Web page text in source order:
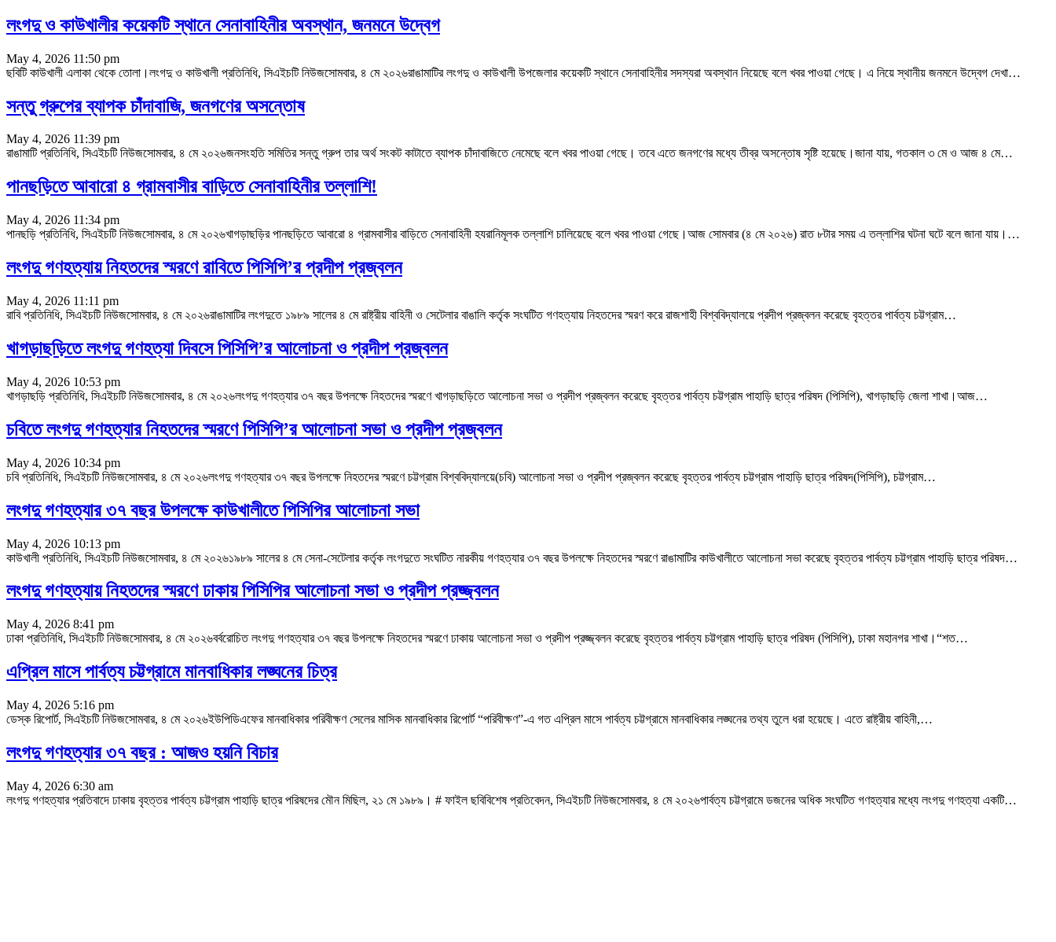
লংগদু ও কাউখালীর কয়েকটি স্থানে সেনাবাহিনীর অবস্থান, জনমনে উদ্বেগ
May 4, 2026 11:50 pm
ছবিটি কাউখালী এলাকা থেকে তোলা।লংগদু ও কাউখালী প্রতিনিধি, সিএইচটি নিউজসোমবার, ৪ মে ২০২৬রাঙামাটির লংগদু ও কাউখালী উপজেলার কয়েকটি স্থানে সেনাবাহিনীর সদস্যরা অবস্থান নিয়েছে বলে খবর পাওয়া গেছে। এ নিয়ে স্থানীয় জনমনে উদ্বেগ দেখা…
সন্তু গ্রুপের ব্যাপক চাঁদাবাজি, জনগণের অসন্তোষ
May 4, 2026 11:39 pm
রাঙামাটি প্রতিনিধি, সিএইচটি নিউজসোমবার, ৪ মে ২০২৬জনসংহতি সমিতির সন্তু গ্রুপ তার অর্থ সংকট কাটাতে ব্যাপক চাঁদাবাজিতে নেমেছে বলে খবর পাওয়া গেছে। তবে এতে জনগণের মধ্যে তীব্র অসন্তোষ সৃষ্টি হয়েছে।জানা যায়, গতকাল ৩ মে ও আজ ৪ মে…
পানছড়িতে আবারো ৪ গ্রামবাসীর বাড়িতে সেনাবাহিনীর তল্লাশি!
May 4, 2026 11:34 pm
পানছড়ি প্রতিনিধি, সিএইচটি নিউজসোমবার, ৪ মে ২০২৬খাগড়াছড়ির পানছড়িতে আবারো ৪ গ্রামবাসীর বাড়িতে সেনাবাহিনী হযরানিমূলক তল্লাশি চালিয়েছে বলে খবর পাওয়া গেছে।আজ সোমবার (৪ মে ২০২৬) রাত ৮টার সময় এ তল্লাশির ঘটনা ঘটে বলে জানা যায়। …
লংগদু গণহত্যায় নিহতদের স্মরণে রাবিতে পিসিপি’র প্রদীপ প্রজ্বলন
May 4, 2026 11:11 pm
রাবি প্রতিনিধি, সিএইচটি নিউজসোমবার, ৪ মে ২০২৬রাঙামাটির লংগদুতে ১৯৮৯ সালের ৪ মে রাষ্ট্রীয় বাহিনী ও সেটেলার বাঙালি কর্তৃক সংঘটিত গণহত্যায় নিহতদের স্মরণ করে রাজশাহী বিশ্ববিদ্যালয়ে প্রদীপ প্রজ্বলন করেছে বৃহত্তর পার্বত্য চট্টগ্রাম…
খাগড়াছড়িতে লংগদু গণহত্যা দিবসে পিসিপি’র আলোচনা ও প্রদীপ প্রজ্বলন
May 4, 2026 10:53 pm
খাগড়াছড়ি প্রতিনিধি, সিএইচটি নিউজসোমবার, ৪ মে ২০২৬লংগদু গণহত্যার ৩৭ বছর উপলক্ষে নিহতদের স্মরণে খাগড়াছড়িতে আলোচনা সভা ও প্রদীপ প্রজ্বলন করেছে বৃহত্তর পার্বত্য চট্টগ্রাম পাহাড়ি ছাত্র পরিষদ (পিসিপি), খাগড়াছড়ি জেলা শাখা।আজ…
চবিতে লংগদু গণহত্যার নিহতদের স্মরণে পিসিপি’র আলোচনা সভা ও প্রদীপ প্রজ্বলন
May 4, 2026 10:34 pm
চবি প্রতিনিধি, সিএইচটি নিউজসোমবার, ৪ মে ২০২৬লংগদু গণহত্যার ৩৭ বছর উপলক্ষে নিহতদের স্মরণে চট্টগ্রাম বিশ্ববিদ্যালয়ে(চবি) আলোচনা সভা ও প্রদীপ প্রজ্বলন করেছে বৃহত্তর পার্বত্য চট্টগ্রাম পাহাড়ি ছাত্র পরিষদ(পিসিপি), চট্টগ্রাম…
লংগদু গণহত্যার ৩৭ বছর উপলক্ষে কাউখালীতে পিসিপির আলোচনা সভা
May 4, 2026 10:13 pm
কাউখালী প্রতিনিধি, সিএইচটি নিউজসোমবার, ৪ মে ২০২৬১৯৮৯ সালের ৪ মে সেনা-সেটেলার কর্তৃক লংগদুতে সংঘটিত নারকীয় গণহত্যার ৩৭ বছর উপলক্ষে নিহতদের স্মরণে রাঙামাটির কাউখালীতে আলোচনা সভা করেছে বৃহত্তর পার্বত্য চট্টগ্রাম পাহাড়ি ছাত্র পরিষদ…
লংগদু গণহত্যায় নিহতদের স্মরণে ঢাকায় পিসিপির আলোচনা সভা ও প্রদীপ প্রজ্জ্বলন
May 4, 2026 8:41 pm
ঢাকা প্রতিনিধি, সিএইচটি নিউজসোমবার, ৪ মে ২০২৬বর্বরোচিত লংগদু গণহত্যার ৩৭ বছর উপলক্ষে নিহতদের স্মরণে ঢাকায় আলোচনা সভা ও প্রদীপ প্রজ্জ্বলন করেছে বৃহত্তর পার্বত্য চট্টগ্রাম পাহাড়ি ছাত্র পরিষদ (পিসিপি), ঢাকা মহানগর শাখা।“শত…
এপ্রিল মাসে পার্বত্য চট্টগ্রামে মানবাধিকার লঙ্ঘনের চিত্র
May 4, 2026 5:16 pm
ডেস্ক রিপোর্ট, সিএইচটি নিউজসোমবার, ৪ মে ২০২৬ইউপিডিএফের মানবাধিকার পরিবীক্ষণ সেলের মাসিক মানবাধিকার রিপোর্ট “পরিবীক্ষণ”-এ গত এপ্রিল মাসে পার্বত্য চট্টগ্রামে মানবাধিকার লঙ্ঘনের তথ্য তুলে ধরা হয়েছে। এতে রাষ্ট্রীয় বাহিনী,…
লংগদু গণহত্যার ৩৭ বছর : আজও হয়নি বিচার
May 4, 2026 6:30 am
লংগদু গণহত্যার প্রতিবাদে ঢাকায় বৃহত্তর পার্বত্য চট্টগ্রাম পাহাড়ি ছাত্র পরিষদের মৌন মিছিল, ২১ মে ১৯৮৯। # ফাইল ছবিবিশেষ প্রতিবেদন, সিএইচটি নিউজসোমবার, ৪ মে ২০২৬পার্বত্য চট্টগ্রামে ডজনের অধিক সংঘটিত গণহত্যার মধ্যে লংগদু গণহত্যা একটি…